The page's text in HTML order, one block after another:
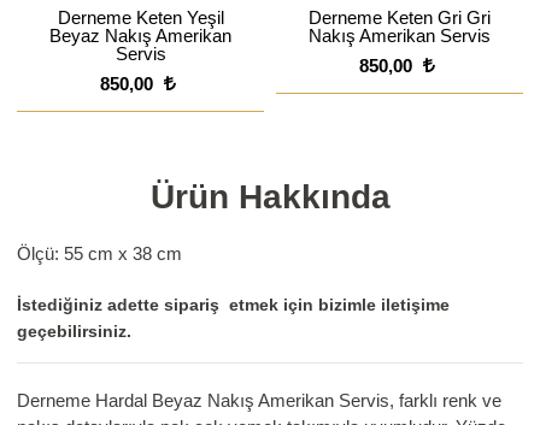
Derneme Keten Yeşil
Beyaz Nakış Amerikan
Servis
850,00
Derneme Keten Gri Gri
Nakış Amerikan Servis
850,00
Ürün Hakkında
Ölçü: 55 cm x 38 cm
İstediğiniz adette sipariş etmek için bizimle iletişime
geçebilirsiniz.
Derneme Hardal Beyaz Nakış Amerikan Servis, farklı renk ve